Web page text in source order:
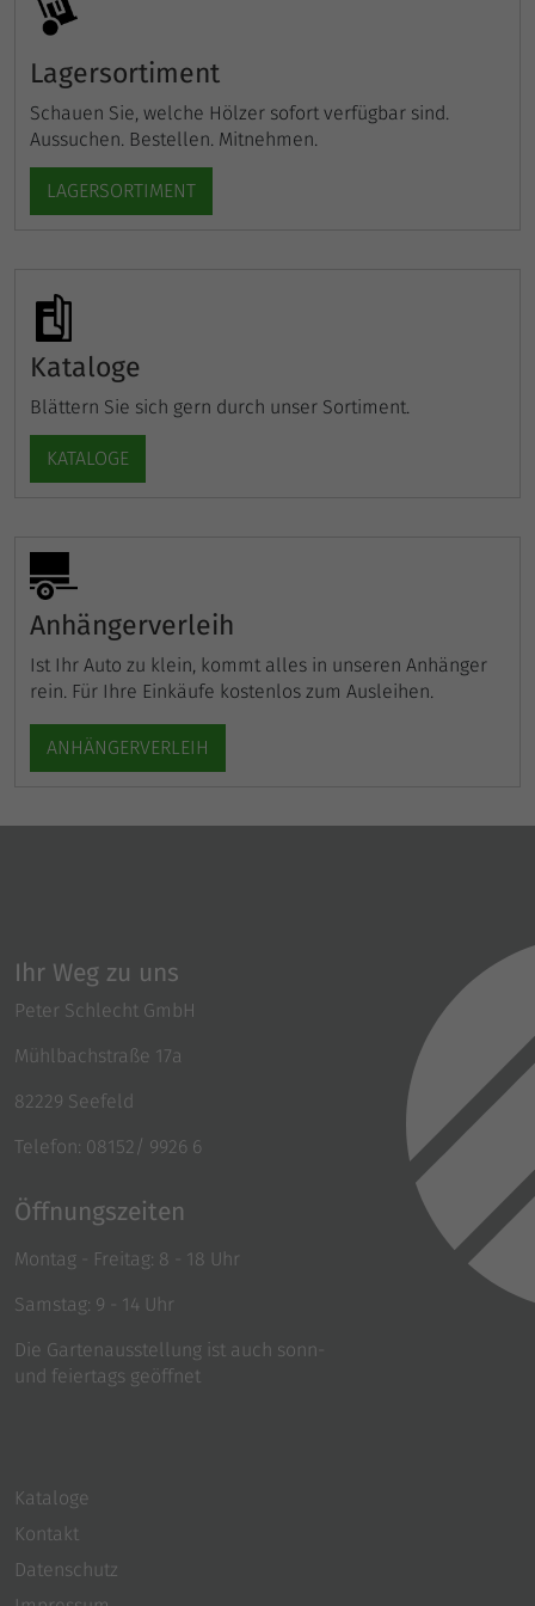
Lagersortiment
Schauen Sie, welche Hölzer sofort verfügbar sind.
Aussuchen. Bestellen. Mitnehmen.
LAGERSORTIMENT
Kataloge
Blättern Sie sich gern durch unser Sortiment.
KATALOGE
Anhängerverleih
Ist Ihr Auto zu klein, kommt alles in unseren Anhänger
rein. Für Ihre Einkäufe kostenlos zum Ausleihen.
ANHÄNGERVERLEIH
Ihr Weg zu uns
Peter Schlecht GmbH
Mühlbachstraße 17a
82229 Seefeld
Telefon: 08152/ 9926 6
Öffnungszeiten
Montag - Freitag: 8 - 18 Uhr
Samstag: 9 - 14 Uhr
Die Gartenausstellung ist auch sonn-
und feiertags geöffnet
Kataloge
Kontakt
Datenschutz
Zweck
Datenübertragungen unterbunden.